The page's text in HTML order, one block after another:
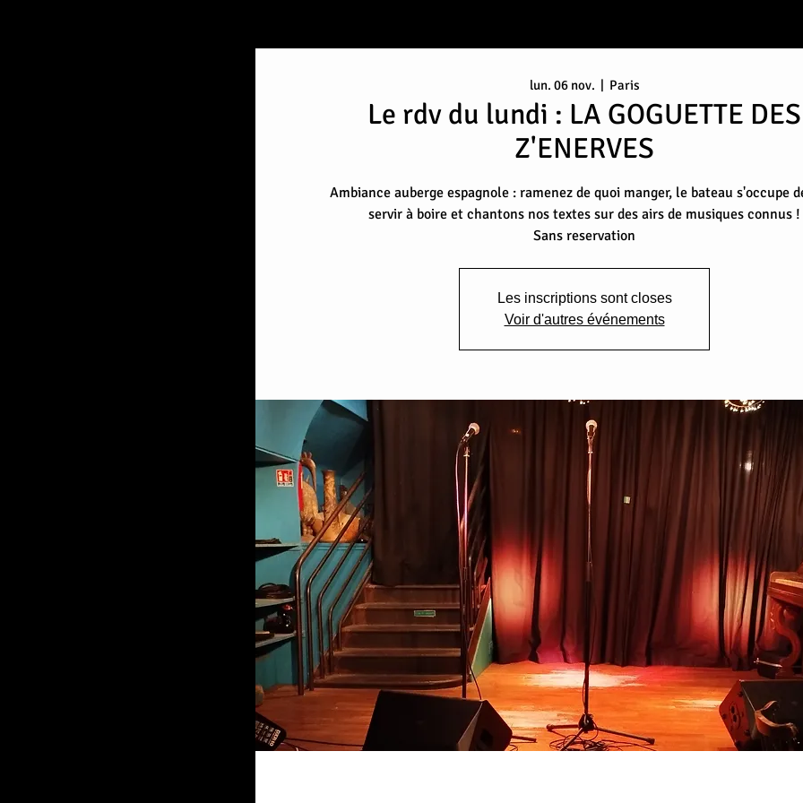
lun. 06 nov.
  |
Paris
Le rdv du lundi : LA GOGUETTE DES
Z'ENERVES
Ambiance auberge espagnole : ramenez de quoi manger, le bateau s'occupe
servir à boire et chantons nos textes sur des airs de musiques connus !
Sans reservation
Les inscriptions sont closes
Voir d'autres événements